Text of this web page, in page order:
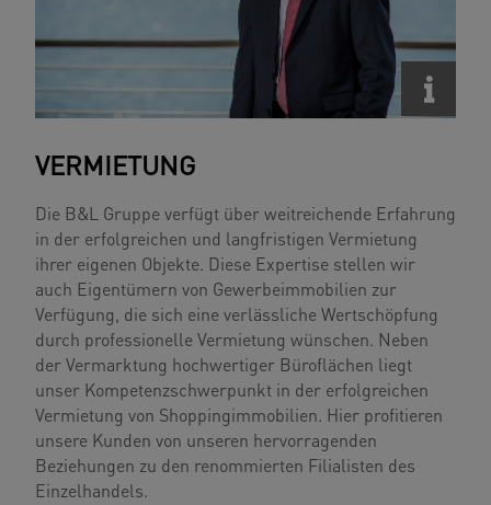
VERMIETUNG
Die B&L Gruppe verfügt über weitreichende Erfahrung
in der erfolgreichen und langfristigen Vermietung
ihrer eigenen Objekte. Diese Expertise stellen wir
auch Eigentümern von Gewerbeimmobilien zur
Verfügung, die sich eine verlässliche Wertschöpfung
durch professionelle Vermietung wünschen. Neben
der Vermarktung hochwertiger Büroflächen liegt
unser Kompetenzschwerpunkt in der erfolgreichen
Vermietung von Shoppingimmobilien. Hier profitieren
unsere Kunden von unseren hervorragenden
Beziehungen zu den renommierten Filialisten des
Einzelhandels.